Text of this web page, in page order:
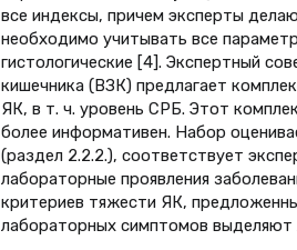
все индексы, причем эксперты
необходимо учитывать все
гистологические [4]. Экспертный
кишечника (ВЗК) предлагает
ЯК, в т. ч. уровень СРБ. Этот
более информативен. Набор
(раздел 2.2.2.), соответствует
лабораторные проявления
критериев тяжести ЯК,
лабораторных симптомов выделяют